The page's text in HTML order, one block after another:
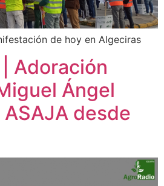
de hoy en Algeciras
Adoración
Ángel
desde